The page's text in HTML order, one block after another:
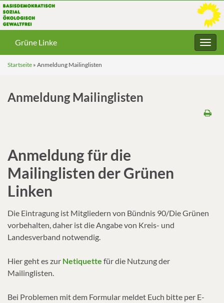
Grüne Linke
Startseite » Anmeldung Mailinglisten
Anmeldung Mailinglisten
Anmeldung für die
Mailinglisten der Grünen
Linken
Die Eintragung ist Mitgliedern von Bündnis 90/Die Grünen
vorbehalten, daher ist die Angabe von Kreis- und
Landesverband notwendig.
Hier geht es zur Netiquette für die Nutzung der
Mailinglisten.
Bei Problemen mit dem Formular meldet Euch bitte per E-